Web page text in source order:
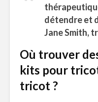
détendre et
Jane Smith,
Où trouver
kits pour
tricot ?